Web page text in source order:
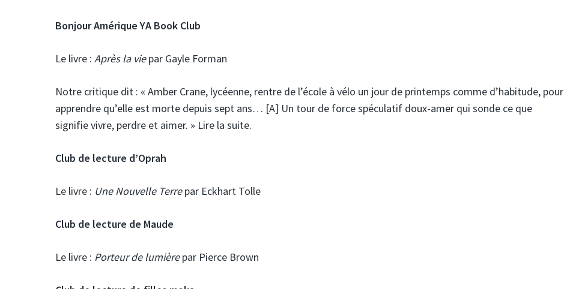
Bonjour Amérique YA Book Club
Le livre : Après la viepar Gayle Forman
Notre critique dit : « Amber Crane, lycéenne, rentre de l’école à vélo un jour de printemps comme d’habitude, pour
apprendre qu’elle est morte depuis sept ans… [A] Un tour de force spéculatif doux-amer qui sonde ce que
signifie vivre, perdre et aimer. » Lire la suite.
Club de lecture d’Oprah
Le livre : Une Nouvelle Terrepar Eckhart Tolle
Club de lecture de Maude
Le livre : Porteur de lumièrepar Pierce Brown